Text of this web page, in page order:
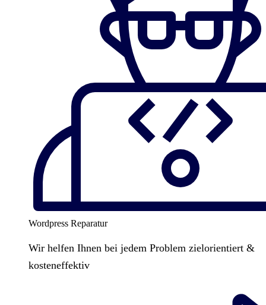
Wordpress Reparatur
Wir helfen Ihnen bei jedem Problem zielorientiert &
kosteneffektiv